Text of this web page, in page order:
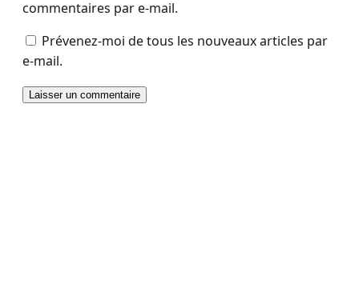
commentaires par e-mail.
Prévenez-moi de tous les nouveaux articles par
e-mail.